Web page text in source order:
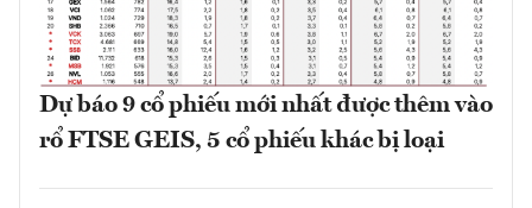
Dự báo 9 cổ phiếu mới nhất được thêm vào
rổ FTSE GEIS, 5 cổ phiếu khác bị loại